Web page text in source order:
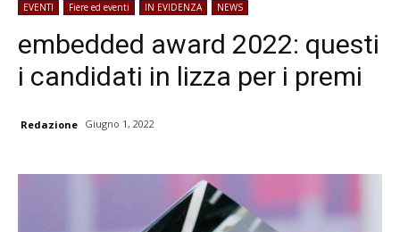
EVENTI Fiere ed eventi IN EVIDENZA NEWS
embedded award 2022: questi
i candidati in lizza per i premi
Redazione Giugno 1, 2022